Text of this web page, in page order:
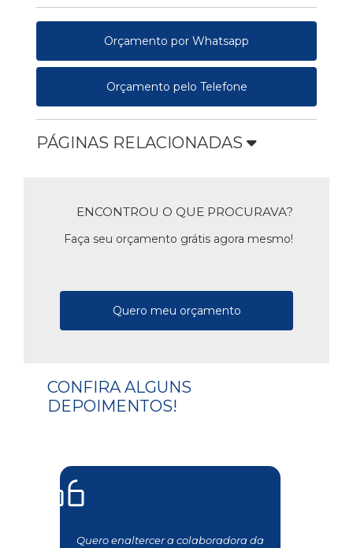
Orçamento por Whatsapp
Orçamento pelo Telefone
PÁGINAS RELACIONADAS
ENCONTROU O QUE PROCURAVA?
Faça seu orçamento grátis agora mesmo!
Quero meu orçamento
CONFIRA ALGUNS
DEPOIMENTOS!
Quero enaltercer a colaboradora da